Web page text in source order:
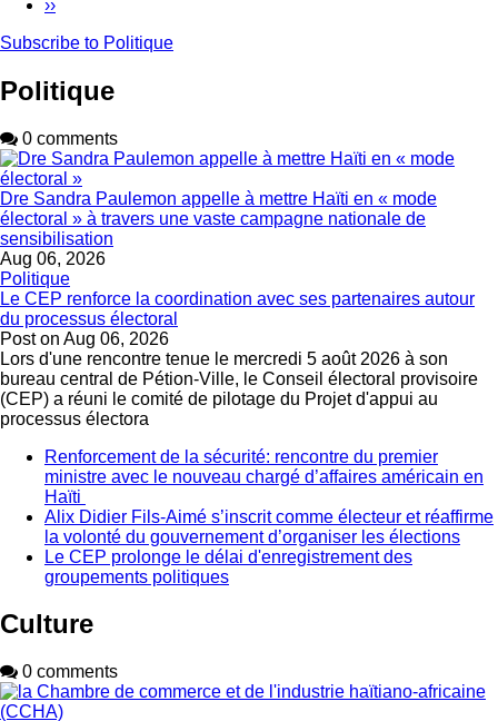
Next
››
Subscribe to Politique
Politique
0 comments
Dre Sandra Paulemon appelle à mettre Haïti en « mode
électoral » à travers une vaste campagne nationale de
sensibilisation
Aug 06, 2026
Politique
Le CEP renforce la coordination avec ses partenaires autour
du processus électoral
Post on Aug 06, 2026
Lors d'une rencontre tenue le mercredi 5 août 2026 à son
bureau central de Pétion-Ville, le Conseil électoral provisoire
(CEP) a réuni le comité de pilotage du Projet d'appui au
processus électora
Renforcement de la sécurité: rencontre du premier
ministre avec le nouveau chargé d’affaires américain en
Haïti
Alix Didier Fils-Aimé s’inscrit comme électeur et réaffirme
la volonté du gouvernement d’organiser les élections
Le CEP prolonge le délai d'enregistrement des
groupements politiques
Culture
0 comments